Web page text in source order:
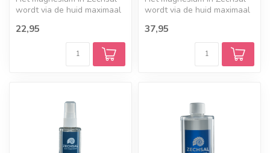
wordt via de huid maximaal
lichaam. ...
22,95
wordt via de huid maximaal
lichaam. ...
37,95